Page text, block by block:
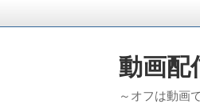
動画配
～オフは動画